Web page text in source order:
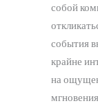
собой
события
крайне
на